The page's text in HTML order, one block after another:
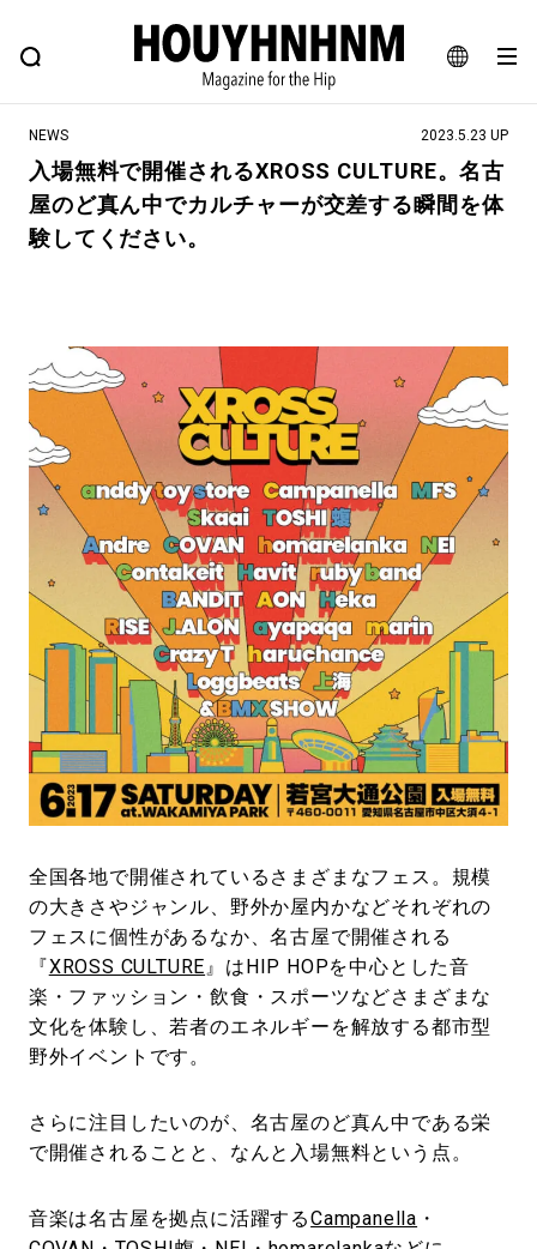
JA
EN
FEATURE BLOG SNAP
ヒップなファッション、カルチャー、ライフスタイルWEBマガジン
#注目のタグ
#NEW VINTAGE #マイナーグッド図鑑
#路地裏てぃーん。 #MONTHLY JOURNAL
#GH 銘品の所以 #フイナムのYouTube
#Commune H #FOCUS IT #AH.H
#ととけん #FASHION #MUSIC #MOVIE
#LIFESTYLE #SNEAKER #OUTDOOR
#SPORTS #HANDSOME HANDBOOK
NEWS 2023.5.23 UP
入場無料で開催されるXROSS CULTURE。名古
屋のど真ん中でカルチャーが交差する瞬間を体
験してください。
全国各地で開催されているさまざまなフェス。規模
の大きさやジャンル、野外か屋内かなどそれぞれの
フェスに個性があるなか、名古屋で開催される
『XROSS CULTURE 』はHIP HOPを中心とした音
楽・ファッション・飲食・スポーツなどさまざまな
文化を体験し、若者のエネルギーを解放する都市型
野外イベントです。
さらに注目したいのが、名古屋のど真ん中である栄
で開催されることと、なんと入場無料という点。
音楽は名古屋を拠点に活躍するCampanella ・